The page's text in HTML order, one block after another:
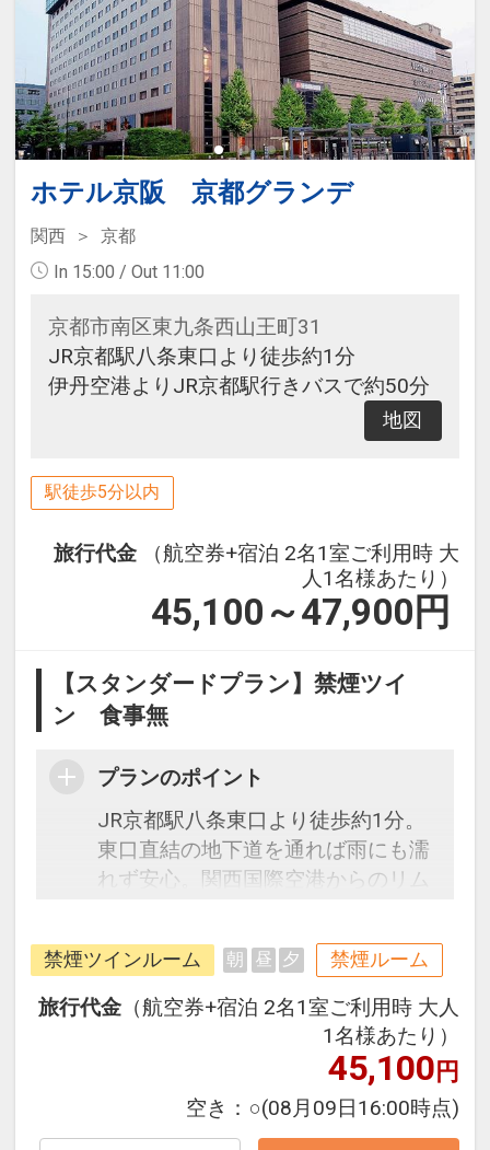
ホテル京阪 京都グランデ
関西
京都
In 15:00 / Out 11:00
京都市南区東九条西山王町31
JR京都駅八条東口より徒歩約1分
伊丹空港よりJR京都駅行きバスで約50分
地図
駅徒歩5分以内
旅行代金
（航空券+宿泊 2名1室ご利用時 大
人1名様あたり）
45,100～47,900 円
【スタンダードプラン】禁煙ツイ
ン 食事無
プランのポイント
JR京都駅八条東口より徒歩約1分。
東口直結の地下道を通れば雨にも濡
れず安心。関西国際空港からのリム
チェックイン前はもちろん、チェッ
クアウト後も無料でお荷物のお預か
りＯＫ！駅前立地なので受取もラク
ラク。シモンズ社製のベッドや加湿
機能付空気清浄機を完備したお部屋
で快適な滞在をお楽しみいただけま
禁煙ツインルーム 朝 昼 夕 禁煙ルーム
旅行代金 （航空券+宿泊 2名1室ご利用時 大人
1名様あたり）
45,100円
空き： ○(08月09日16:00時点)